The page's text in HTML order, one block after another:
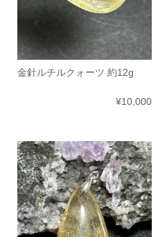
金針ルチルクォーツ 約12g
¥10,000